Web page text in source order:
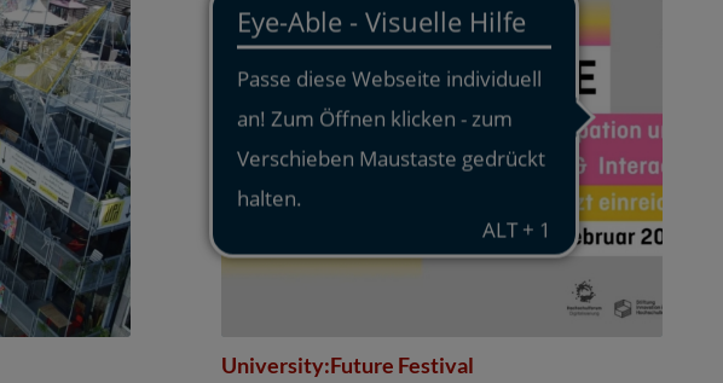
University:Future Festival